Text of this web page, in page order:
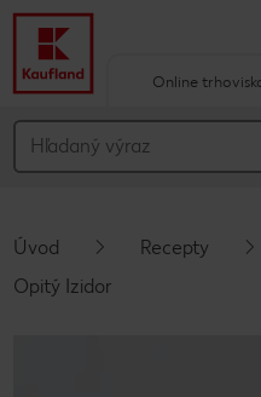
Hlavný obsah
Vyskakovací bočný panel
Online
Úvod Recepty
Opitý Izidor